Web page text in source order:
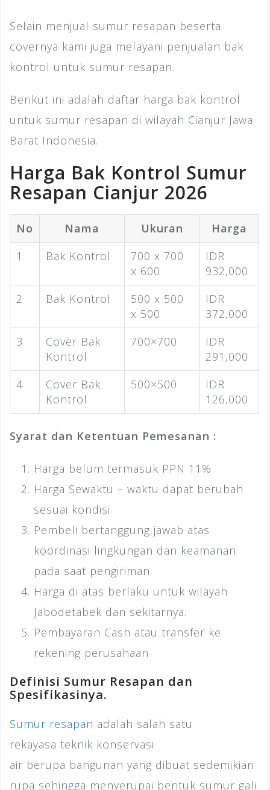
Selain menjual sumur resapan beserta
covernya kami juga melayani penjualan bak
kontrol untuk sumur resapan.
Berikut ini adalah daftar harga bak kontrol
untuk sumur resapan di wilayah Cianjur Jawa
Barat Indonesia.
Harga Bak Kontrol Sumur
Resapan Cianjur 2026
No Nama Ukuran
Harga
1
Bak Kontrol
700 x 700
x 600
IDR
932,000
2
Bak Kontrol
500 x 500
x 500
IDR
372,000
3
Cover Bak
Kontrol
700×700
IDR
291,000
4
Cover Bak
Kontrol
500×500
IDR
126,000
Syarat dan Ketentuan Pemesanan :
Harga belum termasuk PPN 11%
Harga Sewaktu – waktu dapat berubah
sesuai kondisi
Pembeli bertanggung jawab atas
koordinasi lingkungan dan keamanan
pada saat pengiriman.
Harga di atas berlaku untuk wilayah
Jabodetabek dan sekitarnya.
Pembayaran Cash atau transfer ke
rekening perusahaan
Definisi Sumur Resapan dan
Spesifikasinya.
Sumur resapan adalah salah satu
rekayasa teknik konservasi
air berupa bangunan yang dibuat sedemikian
rupa sehingga menyerupai bentuk sumur gali